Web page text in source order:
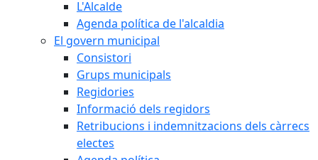
L'Alcalde
Agenda política de l'alcaldia
El govern municipal
Consistori
Grups municipals
Regidories
Informació dels regidors
Retribucions i indemnitzacions dels càrrecs
electes